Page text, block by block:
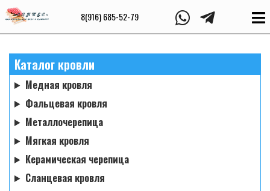
8(916) 685-52-79
Каталог кровли
Медная кровля
Фальцевая кровля
Металлочерепица
Мягкая кровля
Керамическая черепица
Сланцевая кровля